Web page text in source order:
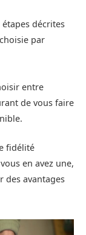
décrites
par
entre
de vous faire
fidélité
en avez une,
des avantages